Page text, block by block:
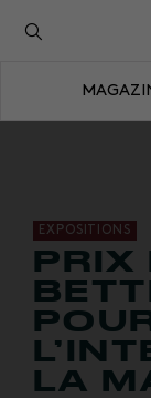
EXPOSITIONS
PRIX
LA
Retour à